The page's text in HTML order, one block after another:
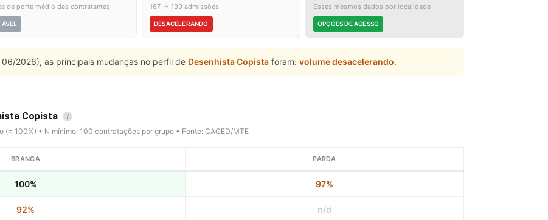
de porte médio das contratantes 167 → 139 admissões
DESACELERANDO
Esses mesmos dados por localidade
OPÇÕES DE ACESSO
2026), as principais mudanças no perfil de Desenhista Copista foram: volume desacelerando.
Copista i
100%) • N mínimo: 100 contratações por grupo • Fonte: CAGED/MTE
BRANCA PARDA
100% 97%
92% n/d